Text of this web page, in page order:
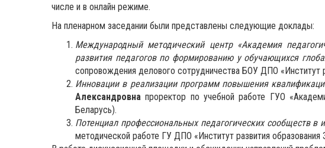
числе и в онлайн режиме.
На пленарном заседании были представлены следующие доклады:
Международный методический центр «Академия
развития педагогов по формированию у обучающихся
сопровождения делового сотрудничества БОУ ДПО «Институт
Инновации в реализации программ повышения
Александровнапроректор по учебной работе ГУО
Беларусь).
Потенциал профессиональных педагогических сообществ в
методической работе ГУ ДПО «Институт развития